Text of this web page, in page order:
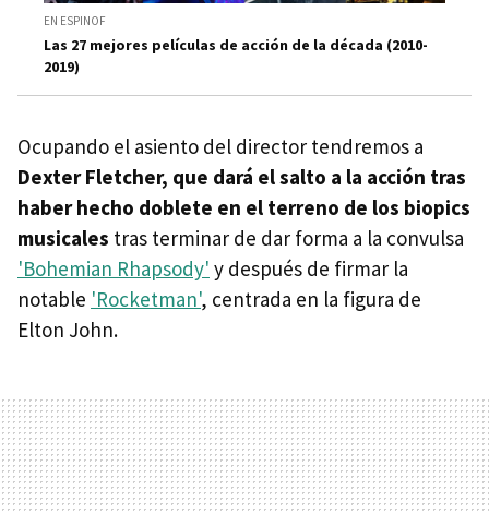
EN ESPINOF
Las 27 mejores películas de acción de la década (2010-
2019)
Ocupando el asiento del director tendremos a
Dexter Fletcher, que dará el salto a la acción tras
haber hecho doblete en el terreno de los biopics
musicales tras terminar de dar forma a la convulsa
'Bohemian Rhapsody' y después de firmar la
notable 'Rocketman', centrada en la figura de
Elton John.